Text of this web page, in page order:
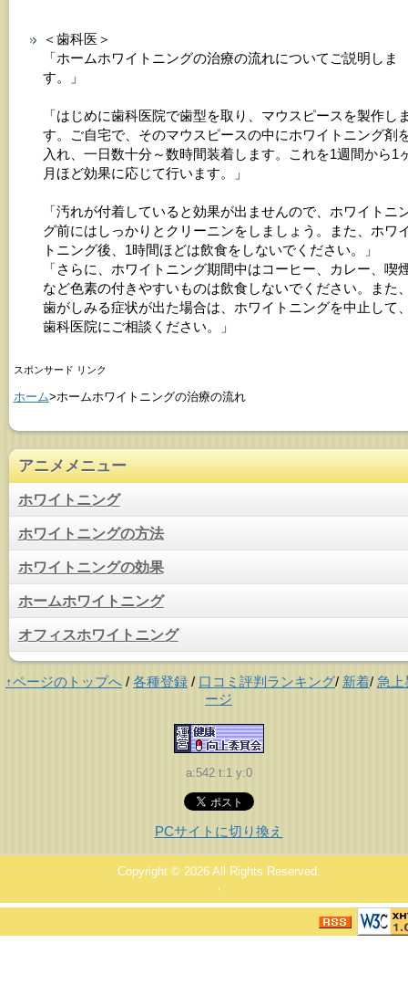
＜歯科医＞
「ホームホワイトニングの治療の流れについてご説明しま
す。」
「はじめに歯科医院で歯型を取り、マウスピースを製作し
す。ご自宅で、そのマウスピースの中にホワイトニング剤
入れ、一日数十分～数時間装着します。これを1週間から1
月ほど効果に応じて行います。」
「汚れが付着していると効果が出ませんので、ホワイトニ
グ前にはしっかりとクリーニンをしましょう。また、ホワ
トニング後、1時間ほどは飲食をしないでください。」
「さらに、ホワイトニング期間中はコーヒー、カレー、喫
など色素の付きやすいものは飲食しないでください。また
歯がしみる症状が出た場合は、ホワイトニングを中止して
歯科医院にご相談ください。」
スポンサード リンク
ホーム>ホームホワイトニングの治療の流れ
アニメメニュー
ホワイトニング
ホワイトニングの方法
ホワイトニングの効果
ホームホワイトニング
オフィスホワイトニング
↑ページのトップへ / 各種登録 / 口コミ評判ランキング/ 新着/ 急上
ージ
a:542 t:1 y:0
PCサイトに切り換え
Copyright © 2026 All Rights Reserved.
，